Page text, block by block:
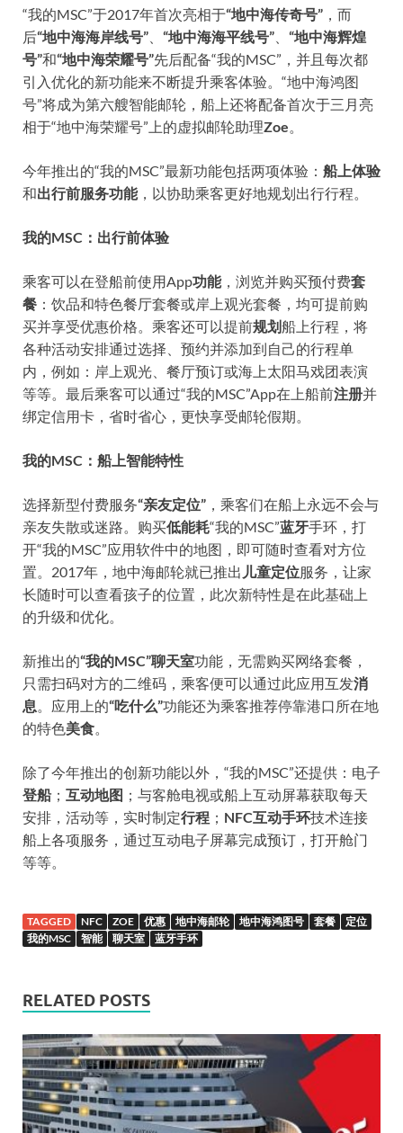
“我的MSC”于2017年首次亮相于“地中海传奇号” ，而
后“地中海海岸线号” “地中海海平线号”
“地中海辉煌
号”和“地中海荣耀号”先后配备“我的MSC”，并且每次都
引入优化的新功能来不断提升乘客体验。“地中海鸿图
号”将成为第六艘智能邮轮，船上还将配备首次于三月亮
相于“地中海荣耀号”上的虚拟邮轮助理Zoe。
今年推出的“我的MSC”最新功能包括两项体验： 船上体验
和出行前服务功能，以协助乘客更好地规划出行行程。
我的MSC：出行前体验
乘客可以在登船前使用App功能，浏览并购买预付费套
餐 ：饮品和特色餐厅套餐或岸上观光套餐，均可提前购
买并享受优惠价格。乘客还可以提前规划船上行程，将
各种活动安排通过选择、预约并添加到自己的行程单
内，例如：岸上观光、餐厅预订或海上太阳马戏团表演
等等。最后乘客可以通过“我的MSC”App在上船前注册并
绑定信用卡，省时省心，更快享受邮轮假期。
我的MSC：船上智能特性
选择新型付费服务“亲友定位” ，乘客们在船上永远不会与
亲友失散或迷路。购买低能耗“我的MSC”蓝牙手环，打
开“我的MSC”应用软件中的地图，即可随时查看对方位
置。2017年，地中海邮轮就已推出 儿童定位服务，让家
长随时可以查看孩子的位置，此次新特性是在此基础上
的升级和优化。
新推出的“我的MSC”聊天室功能，无需购买网络套餐，
只需扫码对方的二维码，乘客便可以通过此应用互发消
息。应用上的“吃什么”功能还为乘客推荐停靠港口所在地
的特色美食。
除了今年推出的创新功能以外，“我的MSC”还提供：电子
登船； 互动地图 ；与客舱电视或船上互动屏幕获取每天
安排，活动等，实时制定行程 ； NFC互动手环技术连接
船上各项服务，通过互动电子屏幕完成预订，打开舱门
等等。
TAGGED NFC ZOE 优惠 地中海邮轮 地中海鸿图号 套餐
定位
我的MSC
智能 聊天室 蓝牙手环
RELATED POSTS